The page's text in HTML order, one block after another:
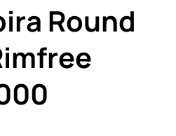
Round